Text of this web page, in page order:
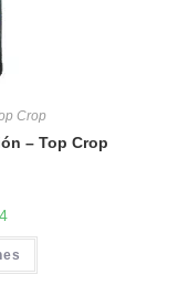
Crop
– Top Crop